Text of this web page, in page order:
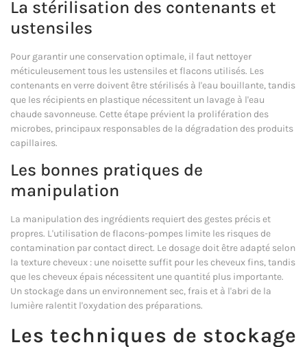
La stérilisation des contenants et
ustensiles
Pour garantir une conservation optimale, il faut nettoyer
méticuleusement tous les ustensiles et flacons utilisés. Les
contenants en verre doivent être stérilisés à l'eau bouillante, tandis
que les récipients en plastique nécessitent un lavage à l'eau
chaude savonneuse. Cette étape prévient la prolifération des
microbes, principaux responsables de la dégradation des produits
capillaires.
Les bonnes pratiques de
manipulation
La manipulation des ingrédients requiert des gestes précis et
propres. L'utilisation de flacons-pompes limite les risques de
contamination par contact direct. Le dosage doit être adapté selon
la texture cheveux : une noisette suffit pour les cheveux fins, tandis
que les cheveux épais nécessitent une quantité plus importante.
Un stockage dans un environnement sec, frais et à l'abri de la
lumière ralentit l'oxydation des préparations.
Les techniques de stockage